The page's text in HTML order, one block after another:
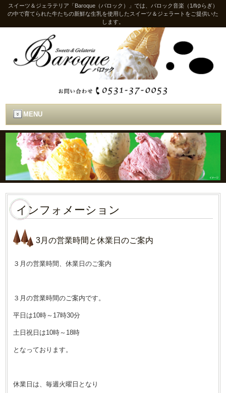
スイーツ＆ジェラテリア「Baroque（バロック）」では、バロック音楽（1/fゆらぎ）
の中で育てられた牛たちの新鮮な生乳を使用したスイーツ＆ジェラートをご提供いた
します。
MENU
インフォメーション
3月の営業時間と休業日のご案内
３月の営業時間、休業日のご案内
３月の営業時間のご案内です。
平日は10時～17時30分
土日祝日は10時～18時
となっております。
休業日は、毎週火曜日となり